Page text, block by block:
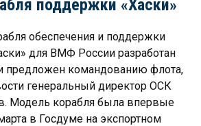
поддержки «Хаски»
обеспечения и поддержки
для ВМФ России разработан
предложен командованию флота,
генеральный директор ОСК
Модель корабля была впервые
в Госдуме на экспортном